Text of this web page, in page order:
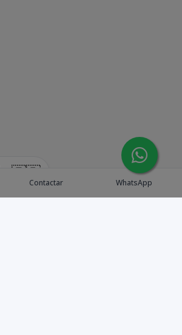
🇫🇷
Contactar WhatsApp